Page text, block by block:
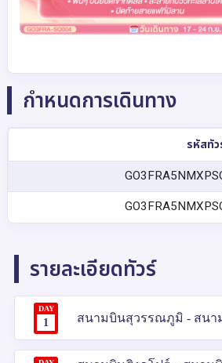
กำหนดการเดินทาง
รหัสทัว
รายละเอียดทัวร์
DAY
1 สนามบินสุวรรณภูมิ - สนา